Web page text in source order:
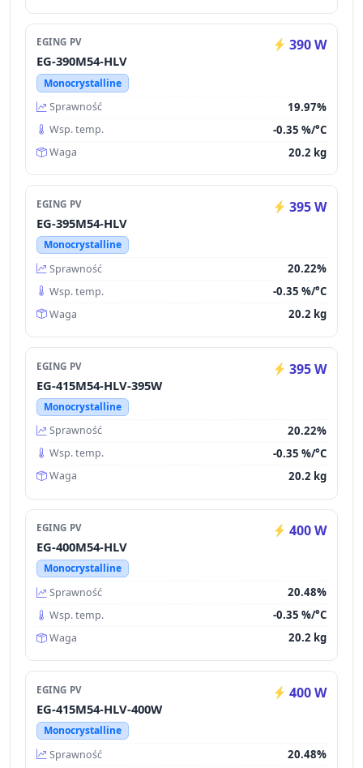
EGING PV 390 W
EG-390M54-HLV
Monocrystalline
Sprawność
19.97%
Wsp. temp. -0.35 %/°C
Waga 20.2 kg
EGING PV 395 W
EG-395M54-HLV
Monocrystalline
Sprawność
20.22%
Wsp. temp. -0.35 %/°C
Waga 20.2 kg
EGING PV 395 W
EG-415M54-HLV-395W
Monocrystalline
Sprawność
20.22%
Wsp. temp. -0.35 %/°C
Waga 20.2 kg
EGING PV 400 W
EG-400M54-HLV
Monocrystalline
Sprawność
20.48%
Wsp. temp. -0.35 %/°C
Waga 20.2 kg
EGING PV 400 W
EG-415M54-HLV-400W
Monocrystalline
Sprawność
20.48%